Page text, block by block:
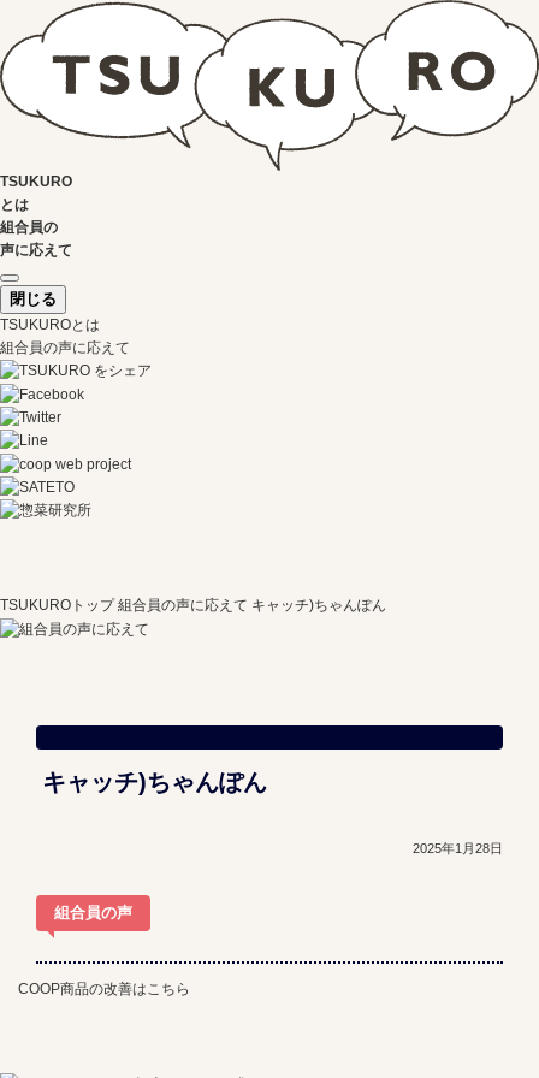
TSUKURO
とは
組合員の
声に応えて
閉じる
TSUKUROとは
組合員の声に応えて
TSUKUROトップ 組合員の声に応えて キャッチ)ちゃんぽん
キャッチ)ちゃんぽん
2025年1月28日
組合員の声
COOP商品の改善はこちら